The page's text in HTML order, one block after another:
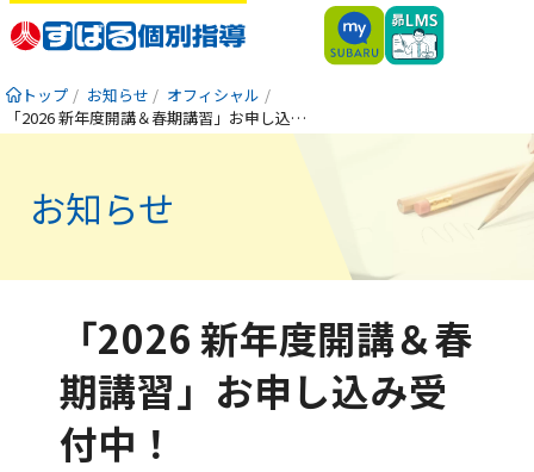
トップ お知らせ
オフィシャル
「2026 新年度開講＆春期講習」お申し込み受付中！
お知らせ
「2026 新年度開講＆春
期講習」お申し込み受
付中！